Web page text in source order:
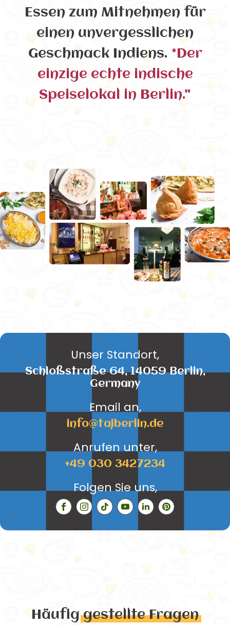
Essen zum Mitnehmen für
einen unvergesslichen
Geschmack Indiens. *Der
einzige echte indische
Speiselokal in Berlin."
Unser Standort,
Schloßstraße 64, 14059 Berlin,
Germany
Email an,
info@tajberlin.de
Anrufen unter,
+49 030 3427234
Folgen Sie uns,
Häufiggestellte Fragen